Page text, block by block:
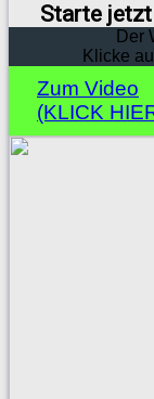
Starte
Der
Klicke
Zum Video
(KLICK